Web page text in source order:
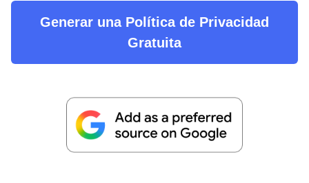
Generar una Política de Privacidad
Gratuita